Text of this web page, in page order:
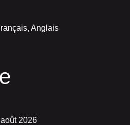
Anglais
2026